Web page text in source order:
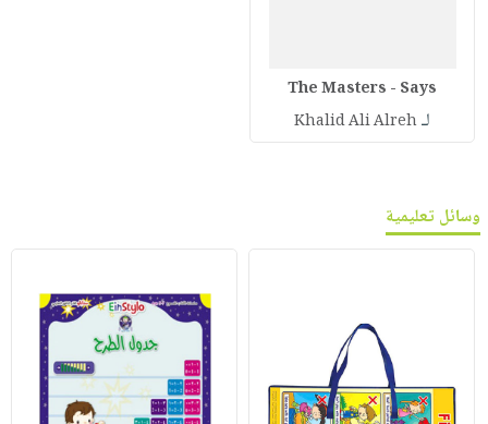
The Masters - Says
لـKhalid Ali Alreh
وسائل تعليمية